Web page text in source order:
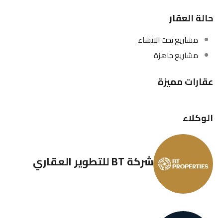
حالة العقار
مشاريع تحت الانشاء
مشاريع جاهزة
عقارات مميزة
الوكلاء
شركة BT للتطوير العقاري